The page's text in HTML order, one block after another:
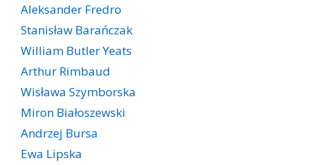
Aleksander Fredro
Stanisław Barańczak
William Butler Yeats
Arthur Rimbaud
Wisława Szymborska
Miron Białoszewski
Andrzej Bursa
Ewa Lipska